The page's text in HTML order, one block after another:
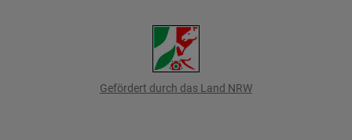
Gefördert durch das Land NRW